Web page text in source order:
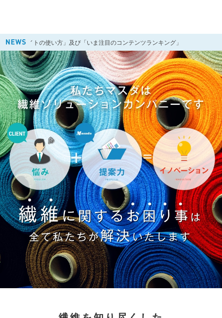
イトの使い方」及び「いま注目のコンテンツランキング」